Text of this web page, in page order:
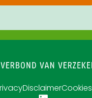
DisclaimerCookies